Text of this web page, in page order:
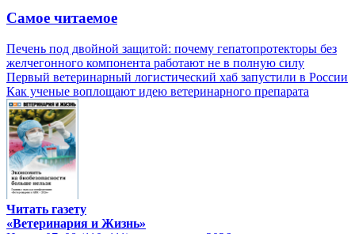
Самое читаемое
Печень под двойной защитой: почему гепатопротекторы без
желчегонного компонента работают не в полную силу
Первый ветеринарный логистический хаб запустили в России
Как ученые воплощают идею ветеринарного препарата
Читать газету
«Ветеринария и Жизнь»